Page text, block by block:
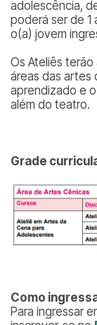
adolescência,
poderá ser de 1
o(a) jovem
Os Ateliês
áreas das artes
aprendizado e
além do teatro.
Grade
Como
Para ingressar